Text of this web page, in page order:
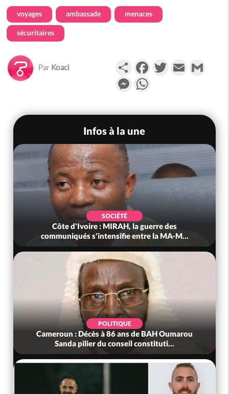
voyages ambassade menaces
sécuritaires
Par Koaci PartagerFacebookTwitterEmail
Messenger
Infos à la une
SOCIÉTÉ
Côte d'Ivoire : MIRAH, la guerre des
communiqués s'intensifie entre la MA-M...
POLITIQUE
Cameroun : Décès à 86 ans de BAH Oumarou
Sanda pilier du conseil constituti...